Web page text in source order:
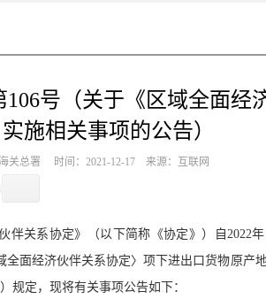
106号（关于《区域全面经
施相关事项的公告）
关总署 时间：2021-12-17 来源：互联网
伴关系协定》（以下简称《协定》）自2022
面经济伙伴关系协定〉项下进出口货物原产
规定，现将有关事项公告如下：